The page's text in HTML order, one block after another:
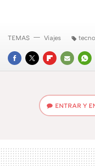
FACEBOOK
TWITTERFLIPBOARD
E-
TEMAS Viajes
ENTRAR Y